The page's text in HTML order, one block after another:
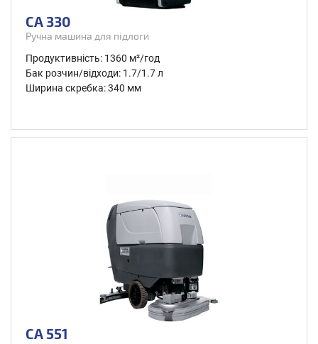
CA 330
Ручна машина для підлоги
Продуктивність: 1360 м²/год
Бак розчин/відходи: 1.7/1.7 л
Ширина скребка: 340 мм
CA 551